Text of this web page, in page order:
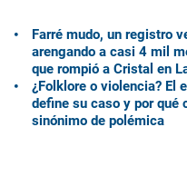
Farré mudo, un registro
arengando a casi 4 mil
que rompió a Cristal en
¿Folklore o violencia? El
define su caso y por qué
sinónimo de polémica